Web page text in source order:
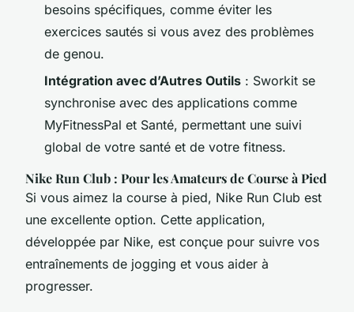
besoins spécifiques, comme éviter les
exercices sautés si vous avez des problèmes
de genou.
Intégration avec d’Autres Outils : Sworkit se
synchronise avec des applications comme
MyFitnessPal et Santé, permettant une suivi
global de votre santé et de votre fitness.
Nike Run Club : Pour les Amateurs de Course à Pied
Si vous aimez la course à pied, Nike Run Club est
une excellente option. Cette application,
développée par Nike, est conçue pour suivre vos
entraînements de jogging et vous aider à
progresser.